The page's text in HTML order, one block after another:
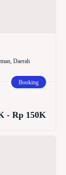
Daerah
Booking
- Rp 150K